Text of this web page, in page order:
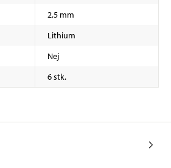
2,5 mm
Lithium
Nej
6 stk.